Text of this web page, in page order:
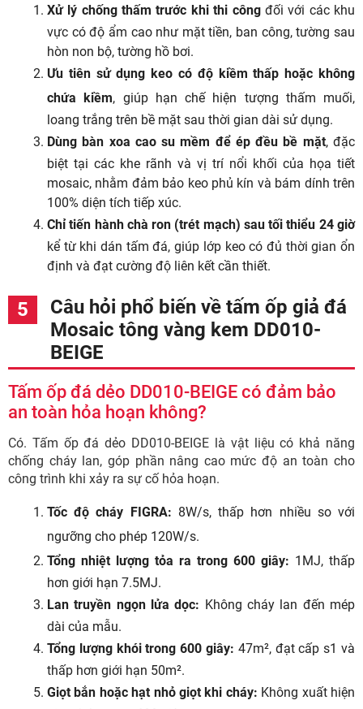
Xử lý chống thấm trước khi thi côngđối với các khu
vực có độ ẩm cao như mặt tiền, ban công, tường sau
hòn non bộ, tường hồ bơi.
Ưu tiên sử dụng keo có độ kiềm thấp hoặc không
chứa kiềm, giúp hạn chế hiện tượng thấm muối,
loang trắng trên bề mặt sau thời gian dài sử dụng.
Dùng bàn xoa cao su mềm để ép đều bề mặt, đặc
biệt tại các khe rãnh và vị trí nổi khối của họa tiết
mosaic, nhằm đảm bảo keo phủ kín và bám dính trên
100% diện tích tiếp xúc.
Chỉ tiến hành chà ron (trét mạch) sau tối thiểu 24 giờ
kể từ khi dán tấm đá, giúp lớp keo có đủ thời gian ổn
định và đạt cường độ liên kết cần thiết.
Câu hỏi phổ biến về tấm ốp giả đá
Mosaic tông vàng kem DD010-
BEIGE
Tấm ốp đá dẻo DD010-BEIGE có đảm bảo
an toàn hỏa hoạn không?
Có. Tấm ốp đá dẻo DD010-BEIGE là vật liệu có khả năng
chống cháy lan, góp phần nâng cao mức độ an toàn cho
công trình khi xảy ra sự cố hỏa hoạn.
Tốc độ cháy FIGRA: 8W/s, thấp hơn nhiều so với
ngưỡng cho phép 120W/s.
Tổng nhiệt lượng tỏa ra trong 600 giây: 1MJ, thấp
hơn giới hạn 7.5MJ.
Lan truyền ngọn lửa dọc: Không cháy lan đến mép
dài của mẫu.
Tổng lượng khói trong 600 giây: 47m², đạt cấp s1 và
thấp hơn giới hạn 50m².
Giọt bắn hoặc hạt nhỏ giọt khi cháy: Không xuất hiện